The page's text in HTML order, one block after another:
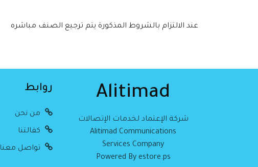
عند الالتزام بالشروط المذكورة يتم ترجيع الصنف مباشره
Alitimad
شركة الإعتماد لخدمات الإتصالات
Alitimad Communications
Services Company
Powered By estore.ps
روابط
من نحن
كفالتنا
تواصل معنا